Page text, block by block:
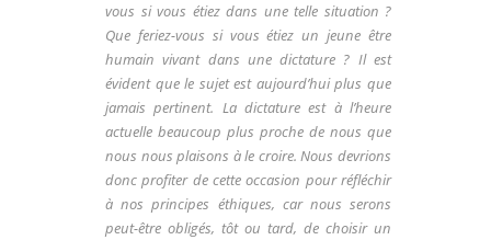
vous si vous étiez dans une telle situation ?
Que feriez-vous si vous étiez un jeune être
humain vivant dans une dictature ? Il est
évident que le sujet est aujourd’hui plus que
jamais pertinent. La dictature est à l’heure
actuelle beaucoup plus proche de nous que
nous nous plaisons à le croire. Nous devrions
donc profiter de cette occasion pour réfléchir
à nos principes éthiques, car nous serons
peut-être obligés, tôt ou tard, de choisir un